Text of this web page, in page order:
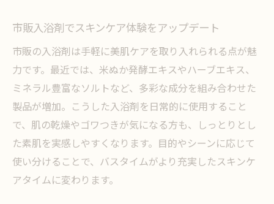
入浴剤で叶える低刺激な肌荒れ対策の秘訣
おすすめ入浴剤で敏感肌も安心なケア方法
本当に効く入浴剤で肌荒れ知らずの毎日へ
美肌入浴剤で肌トラブルを予防するポイン
ト
入浴剤で肌を整える最新の肌荒れ対策術
敏感肌向け入浴剤の選び方と成分解説
市販入浴剤でスキンケア体験をアップデート
市販の入浴剤は手軽に美肌ケアを取り入れられる点が魅
力です。最近では、米ぬか発酵エキスやハーブエキス、
ミネラル豊富なソルトなど、多彩な成分を組み合わせた
製品が増加。こうした入浴剤を日常的に使用すること
で、肌の乾燥やゴワつきが気になる方も、しっとりとし
た素肌を実感しやすくなります。目的やシーンに応じて
使い分けることで、バスタイムがより充実したスキンケ
アタイムに変わります。